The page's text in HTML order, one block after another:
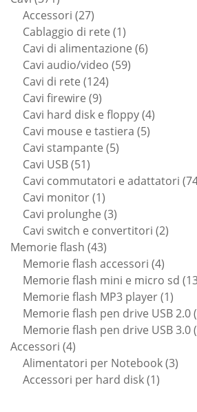
prodotti
Accessori 2727
prodotti
Cablaggio di rete 11
prodotto
Cavi di alimentazione 66
Cavi audio/video 5959
Cavi di rete 124124
Cavi firewire 99
prodotti
Cavi hard disk e floppy 44
Cavi mouse e tastiera 55
Cavi stampante 55
Cavi USB 5151
prodotti
Cavi commutatori e adattatori
Cavi monitor 11
prodotto
Cavi prolunghe 33
prodotti
Cavi switch e convertitori 22
Memorie flash 4343
prodotti
Memorie flash accessori 44
Memorie flash mini e micro sd
Memorie flash MP3 player 11
Memorie flash pen drive USB 2.0
Memorie flash pen drive USB 3.0
Accessori 44
prodotti
Alimentatori per Notebook 33
Accessori per hard disk 11